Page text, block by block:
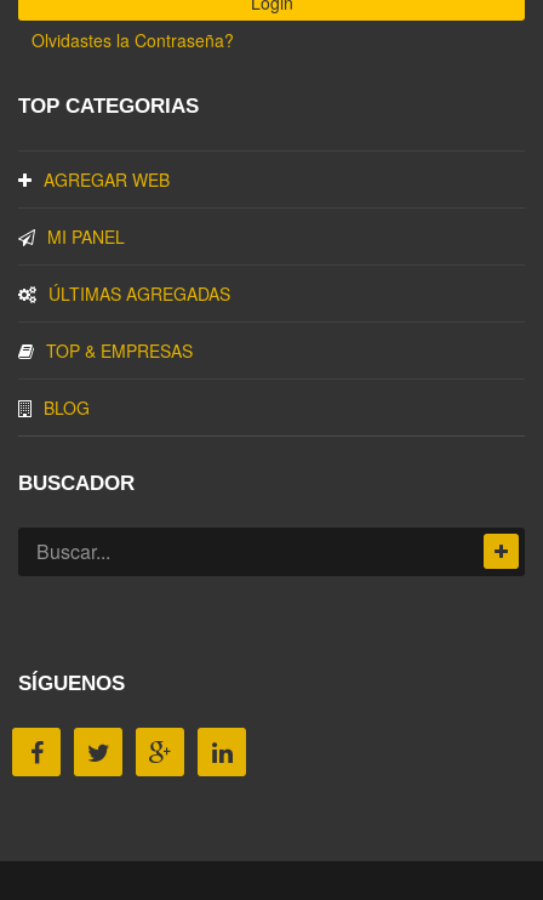
Olvidastes la Contraseña?
TOP CATEGORIAS
AGREGAR WEB
MI PANEL
ÚLTIMAS AGREGADAS
TOP & EMPRESAS
BLOG
BUSCADOR
SÍGUENOS